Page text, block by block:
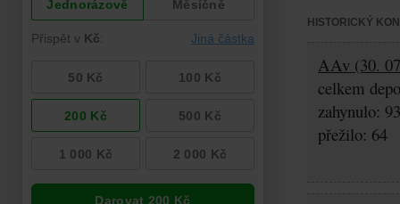
HISTORICKÝ
AAv (30.
celkem
zahynulo:
přežilo: 64